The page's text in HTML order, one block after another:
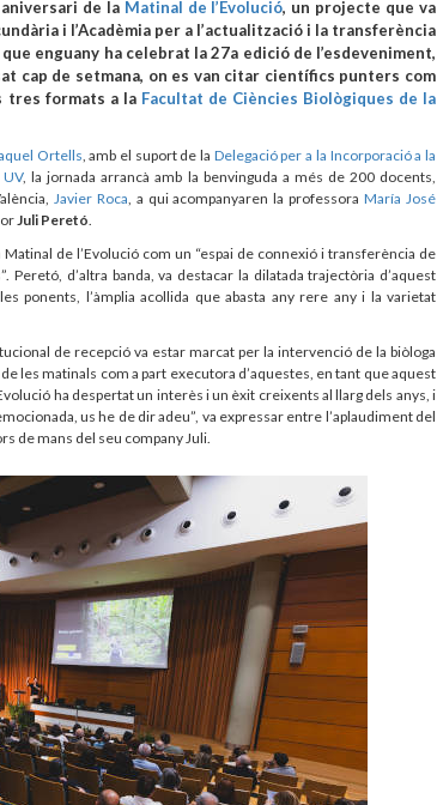
de la Matinal de l’Evolució, un projecte que va
i l’Acadèmia per a l’actualització i la transferència
enguany ha celebrat la 27a edició de l’esdeveniment,
cap de setmana, on es van citar científics punters com
tres formats a la Facultat de Ciències Biològiques de la
Ortells , amb el suport de la Delegació per a la Incorporació a la
, la jornada arrancà amb la benvinguda a més de 200 docents,
Javier Roca , a qui acompanyaren la professoraMaría José
Juli Peretó
de l’Evolució com un “espai de connexió i transferència de
d’altra banda, va destacar la dilatada trajectòria d’aquest
ponents, l’àmplia acollida que abasta any rere any i la varietat
de recepció va estar marcat per la intervenció de la biòloga
les matinals com a part executora d’aquestes, en tant que aquest
ha despertat un interès i un èxit creixents al llarg dels anys, i
us he de dir adeu”, va expressar entre l’aplaudiment del
de mans del seu company Juli.